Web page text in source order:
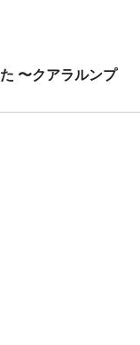
〜クアラルンプ